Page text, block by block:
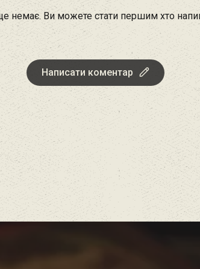
немає. Ви можете стати першим хто
Написати коментар